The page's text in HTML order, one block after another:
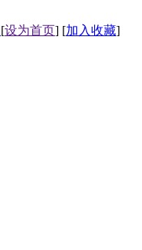
[设为首页] [加入收藏]